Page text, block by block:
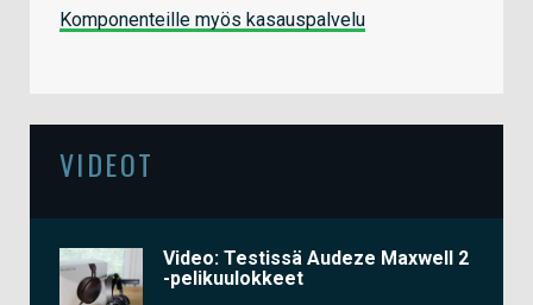
Komponenteille myös kasauspalvelu
VIDEOT
Video: Testissä Audeze Maxwell 2
-pelikuulokkeet